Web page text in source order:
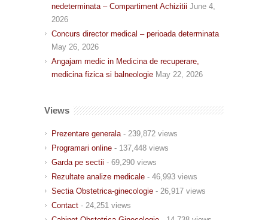
nedeterminata – Compartiment Achizitii June 4,
2026
Concurs director medical – perioada determinata
May 26, 2026
Angajam medic in Medicina de recuperare,
medicina fizica si balneologie May 22, 2026
Views
Prezentare generala - 239,872 views
Programari online - 137,448 views
Garda pe sectii - 69,290 views
Rezultate analize medicale - 46,993 views
Sectia Obstetrica-ginecologie - 26,917 views
Contact - 24,251 views